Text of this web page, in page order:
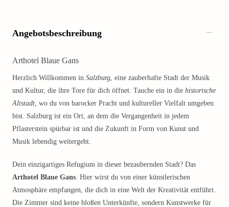
Angebotsbeschreibung
Arthotel Blaue Gans
Herzlich Willkommen in Salzburg, eine zauberhafte Stadt der Musik
und Kultur, die ihre Tore für dich öffnet. Tauche ein in die historische
Altstadt, wo du von barocker Pracht und kultureller Vielfalt umgeben
bist. Salzburg ist ein Ort, an dem die Vergangenheit in jedem
Pflasterstein spürbar ist und die Zukunft in Form von Kunst und
Musik lebendig weitergeht.
Dein einzigartiges Refugium in dieser bezaubernden Stadt? Das
Arthotel Blaue Gans. Hier wirst du von einer künstlerischen
Atmosphäre empfangen, die dich in eine Welt der Kreativität entführt.
Die Zimmer sind keine bloßen Unterkünfte, sondern Kunstwerke für